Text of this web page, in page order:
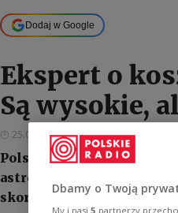
Dodaj w Google
Ekspert o
Są wysokie,
25.06.2025 12:20
Polska Agencja
astronauty w misji
skorzysta wizerunkowo
Dbamy o Twoją
My i nasi 5 partnerzy